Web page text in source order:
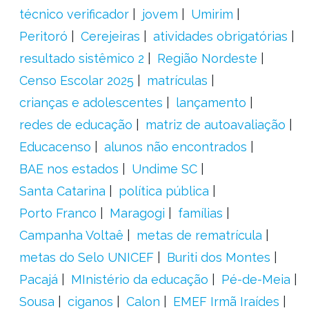
técnico verificador
jovem
Umirim
Peritoró
Cerejeiras
atividades obrigatórias
resultado sistêmico 2
Região Nordeste
Censo Escolar 2025
matrículas
crianças e adolescentes
lançamento
redes de educação
matriz de autoavaliação
Educacenso
alunos não encontrados
BAE nos estados
Undime SC
Santa Catarina
política pública
Porto Franco
Maragogi
famílias
Campanha Voltaê
metas de rematrícula
metas do Selo UNICEF
Buriti dos Montes
Pacajá
MInistério da educação
Pé-de-Meia
Sousa
ciganos Calon
EMEF Irmã Iraídes